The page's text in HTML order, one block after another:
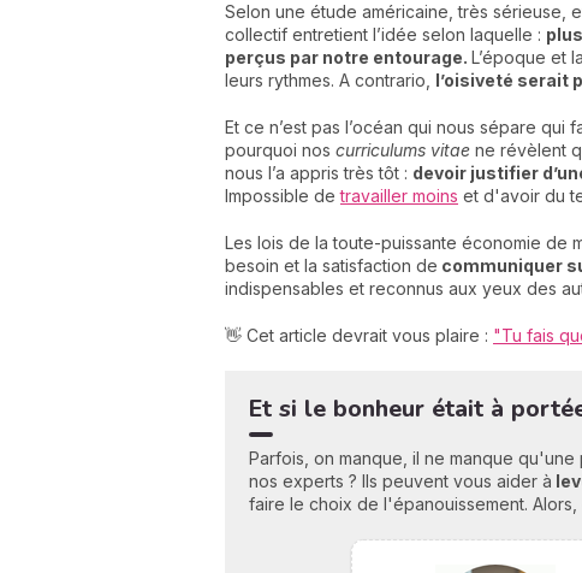
Selon une étude américaine, très sérieuse,
collectif entretient l’idée selon laquelle :
perçus par notre entourage. L’époque et
leurs rythmes. A contrario, l’oisiveté serait
Et ce n’est pas l’océan qui nous sépare
pourquoi nos curriculums vitae ne révèlent
nous l’a appris très tôt : devoir justifier
Impossible detravailler moins et d'avoir du
Les lois de la toute-puissante économie de
besoin et la satisfaction de communiquer
indispensables et reconnus aux yeux des
👋 Cet article devrait vous plaire : "Tu fais
Et si le bonheur était à
Parfois, on manque, il ne manque
nos experts ? Ils peuvent vous aider à
faire le choix de l'épanouissement.